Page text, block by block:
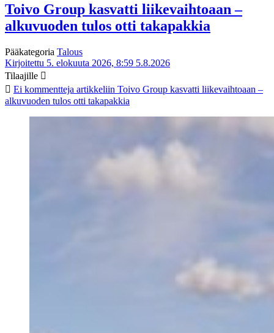
Toivo Group kasvatti liikevaihtoaan –
alkuvuoden tulos otti takapakkia
Pääkategoria Talous
Kirjoitettu 5. elokuuta 2026, 8:59 5.8.2026
Tilaajille
Ei kommentteja artikkeliin Toivo Group kasvatti liikevaihtoaan –
alkuvuoden tulos otti takapakkia